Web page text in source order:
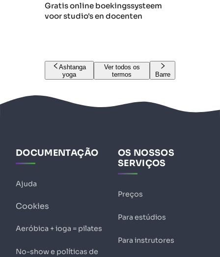
Gratis online boekingssysteem
voor studio's en docenten
Ashtanga
yoga
Ver todos os
termos
Barre
DOCUMENTAÇÃO
Ajuda
Cookies
Aeróbica + ioga = pilates
No-show e políticas de
OS NOSSOS
SERVIÇOS
Preços
Para estúdios
Para instrutores